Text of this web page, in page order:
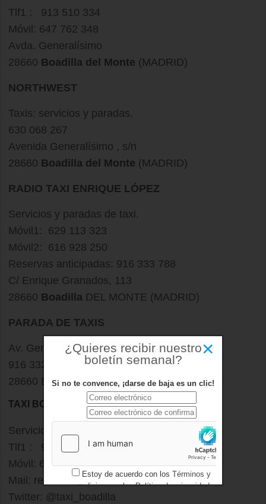
Tlf1 : 913 510 334
Móvil: 647 762 348
Avda. Generalísimo
28660 Boadilla del Monte (MADRID)
NORTHWEST
Taxis: servicios y paradas.
630 068 267
Avenida Generalísimo , s/n
28660 Boadilla del Monte (MADRID)
RADIO TAXI ENRIQUE LÓPEZ
Servicios y paradas de taxi.
Móvil1: 629 113 323
Móvil2: 616 928 250
Reservas anticipadas: 916 333 788
C/ Enrique Granados, 113
28660 Boadilla DEL MONTE (MADRID)
PARADA DE TAXIS
Av. Generalísimo, 12
916 332 054
28660 BOADILLA DEL MONTE (MADRID)
TAXI BOADILLA DEL MONTE
Servicio de taxi 24 horas.
Tlf1 : 916 325 055
Móvil: 610 722 338
Mail: reservas@taxiboadilla.es
Twitter: @taxi_boadilla
×
¿Quieres recibir nuestro
boletín semanal?
Si no te convence, ¡darse de baja es un clic!
Estoy de acuerdo con los Términos y
condicionesy losPolítica de privacidad